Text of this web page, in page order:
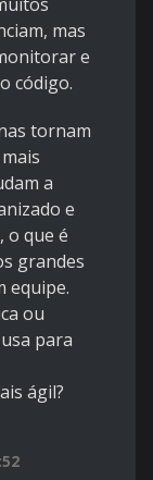
mas
e
código.
tornam
a
e
o que é
grandes
equipe.
ou
para
ágil?